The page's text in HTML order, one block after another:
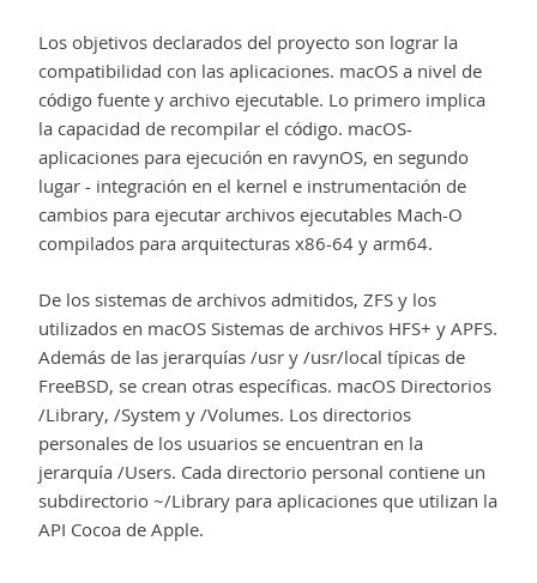
Los objetivos declarados del proyecto son lograr la
compatibilidad con las aplicaciones. macOS a nivel de
código fuente y archivo ejecutable. Lo primero implica
la capacidad de recompilar el código. macOS-
aplicaciones para ejecución en ravynOS, en segundo
lugar - integración en el kernel e instrumentación de
cambios para ejecutar archivos ejecutables Mach-O
compilados para arquitecturas x86-64 y arm64.
De los sistemas de archivos admitidos, ZFS y los
utilizados en macOS Sistemas de archivos HFS+ y APFS.
Además de las jerarquías /usr y /usr/local típicas de
FreeBSD, se crean otras específicas. macOS Directorios
/Library, /System y /Volumes. Los directorios
personales de los usuarios se encuentran en la
jerarquía /Users. Cada directorio personal contiene un
subdirectorio ~/Library para aplicaciones que utilizan la
API Cocoa de Apple.